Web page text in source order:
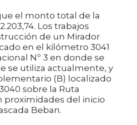
el monto total de la
Los trabajos
de un Mirador
en el kilómetro 3041
Nº 3 en donde se
se utiliza actualmente, y
(B) localizado
sobre la Ruta
proximidades del inicio
Beban.